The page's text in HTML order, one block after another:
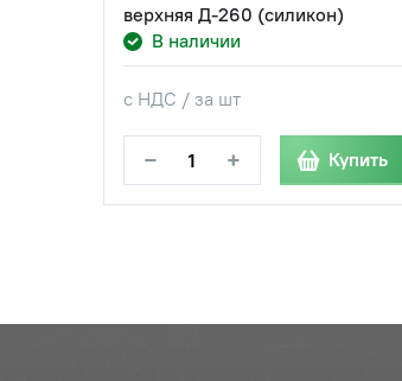
верхняя Д-260 (силикон)
В наличии
с НДС / за шт
− + Купить